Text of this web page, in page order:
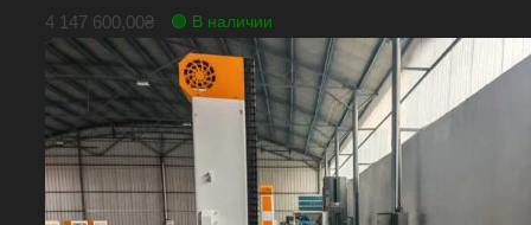
4 147 600,00₴ 🟢 В наличии